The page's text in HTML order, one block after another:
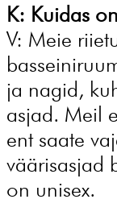
K: Kuidas
V: Meie
ja nagid,
asjad. Meil
ent saate
väärisasjad
on unisex.